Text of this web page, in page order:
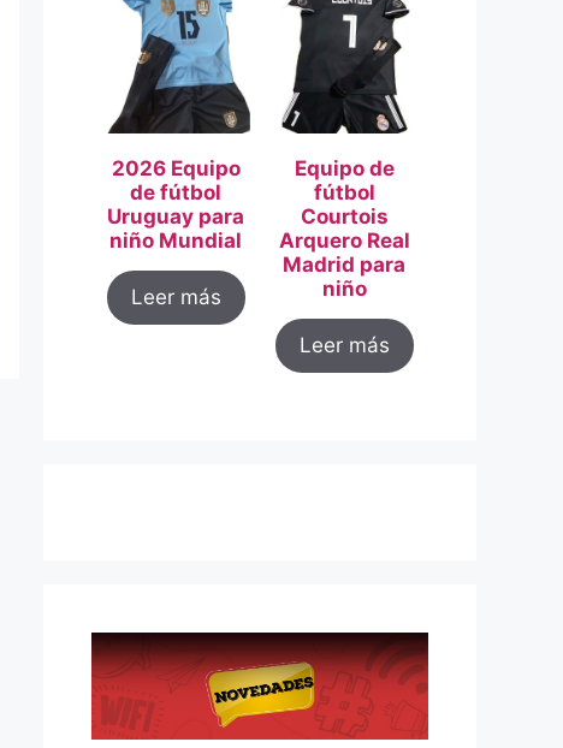
2026 Equipo
de fútbol
Uruguay para
niño Mundial
Leer más
Equipo de
fútbol
Courtois
Arquero Real
Madrid para
niño
Leer más